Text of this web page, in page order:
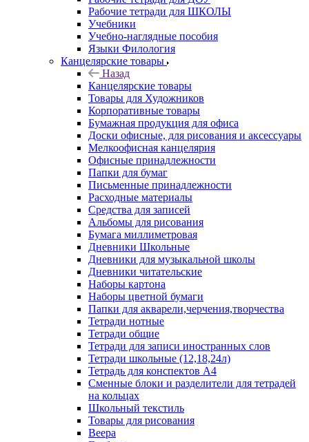
Рабочие тетради для ШКОЛЫ
Учебники
Учебно-наглядные пособия
Языки Филология
Канцелярские товары
Назад
Канцелярские товары
Товары для Художников
Корпоративные товары
Бумажная продукция для офиса
Доски офисные, для рисования и аксессуары
Мелкоофисная канцелярия
Офисные принадлежности
Папки для бумаг
Письменные принадлежности
Расходные материалы
Средства для записей
Альбомы для рисования
Бумага миллиметровая
Дневники Школьные
Дневники для музыкальной школы
Дневники читательские
Наборы картона
Наборы цветной бумаги
Папки для акварели,черчения,творчества
Тетради нотные
Тетради общие
Тетради для записи иностранных слов
Тетради школьные (12,18,24л)
Тетрадь для конспектов А4
Сменные блоки и разделители для тетрадей
на кольцах
Школьный текстиль
Товары для рисования
Веера